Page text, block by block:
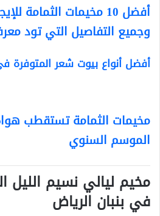
أفضل 10 مخيمات الثمامة
وجميع التفاصيل التي تود
أفضل أنواع بيوت شعر المتوفرة
مخيمات الثمامة تستقطب
الموسم السنوي
مخيم ليالي نسيم الليل
في بنبان الرياض